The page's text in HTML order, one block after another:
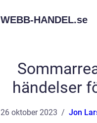
WEBB-HANDEL.se
händelser
26 oktober 2023 Jon